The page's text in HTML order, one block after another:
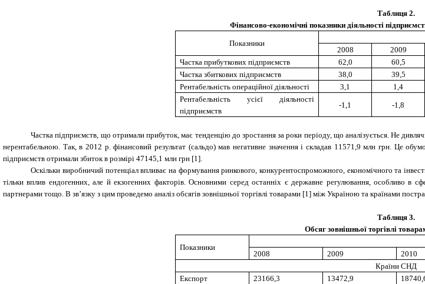
Таблиця 2.
Фінансово-економічні показники діяльності
Показники
2008
2009
Частка прибуткових підприємств
62,0 60,5
Частка збиткових підприємств
38,0 39,5
Рентабельність операційної діяльності
3,1 1,4
Рентабельність усієї діяльності
підприємств
-1,1 -1,8
Частка підприємств, що отримали прибуток, має тенденцію до зростання за роки періоду, що аналізується. Не
нерентабельною. Так, в 2012 р. фінансовий результат (сальдо) мав негативне значення і складав 11571,9 млн грн. Це
підприємств отримали збиток в розмірі 47145,1 млн грн [1].
Оскільки виробничий потенціал впливає на формування ринкового, конкурентоспроможного, економічного та
тільки вплив ендогенних, але й екзогенних факторів. Основними серед останніх є державне регулювання, особливо в
партнерами тощо. В зв’язку з цим проведемо аналіз обсягів зовнішньої торгівлі товарами [1] між Україною та країнами
Таблиця 3.
Обсяг зовнішньої торгівлі
Показники
2008
2009 2010
Країни СНД
Експорт
23166,3 13472,9